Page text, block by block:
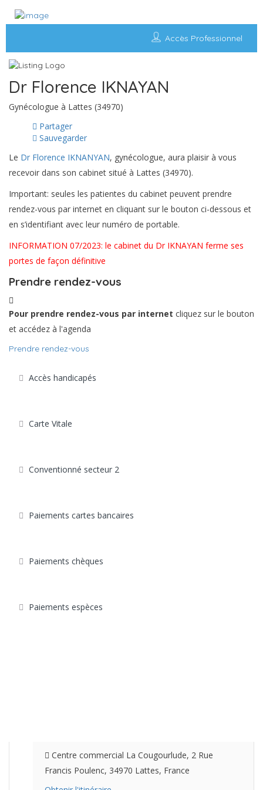
Accès Professionnel
Dr Florence IKNAYAN
Gynécologue à Lattes (34970)
Partager
Sauvegarder
Le Dr Florence IKNANYAN, gynécologue, aura plaisir à vous
recevoir dans son cabinet situé à Lattes (34970).
Important: seules les patientes du cabinet peuvent prendre
rendez-vous par internet en cliquant sur le bouton ci-dessous et
en s’identifiant avec leur numéro de portable.
INFORMATION 07/2023: le cabinet du Dr IKNAYAN ferme ses
portes de façon définitive
Prendre rendez-vous
Pour prendre rendez-vous par internet cliquez sur le bouton
et accédez à l'agenda
Prendre rendez-vous
Accès handicapés
Carte Vitale
Conventionné secteur 2
Paiements cartes bancaires
Paiements chèques
Paiements espèces
Centre commercial La Cougourlude, 2 Rue
Francis Poulenc, 34970 Lattes, France